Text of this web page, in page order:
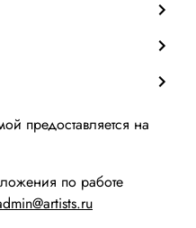
предоставляется на
по работе